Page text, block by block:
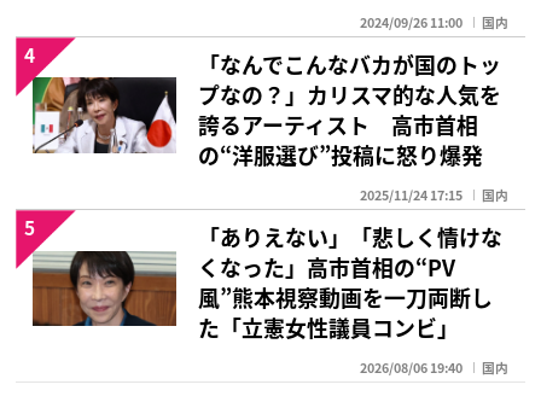
2024/09/26 11:00 国内
「なんでこんなバカが国のトッ
プなの？」カリスマ的な人気を
誇るアーティスト 高市首相
の“洋服選び”投稿に怒り爆発
2025/11/24 17:15 国内
4
「ありえない」「悲しく情けな
くなった」高市首相の“PV
風”熊本視察動画を一刀両断し
た「立憲女性議員コンビ」
2026/08/06 19:40 国内
5